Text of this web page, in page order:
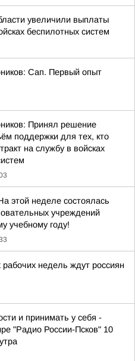
увеличили выплаты
беспилотных систем
Сап. Первый опыт
Принял решение
поддержки для тех, кто
на службу в войсках
этой неделе состоялась
учреждений
учебному году!
рабочих недель ждут россиян
и принимать у себя -
"Радио России-Псков" 10